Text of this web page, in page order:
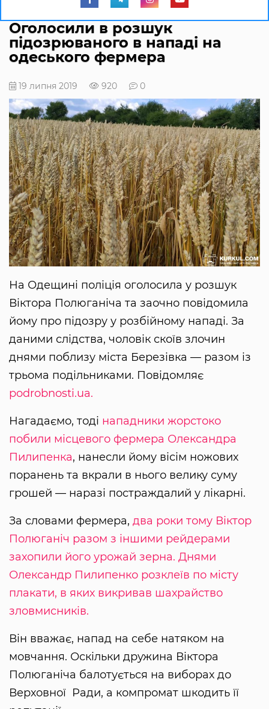
Оголосили в розшук
підозрюваного в нападі на
одеського фермера
19 липня 2019 920 0
На Одещині поліція оголосила у розшук
Віктора Полюганіча та заочно повідомила
йому про підозру у розбійному нападі. За
даними слідства, чоловік скоїв злочин
днями поблизу міста Березівка — разом із
трьома подільниками. Повідомляє
podrobnosti.ua.
Нагадаємо, тоді нападники жорстоко
побили місцевого фермера Олександра
Пилипенка, нанесли йому вісім ножових
поранень та вкрали в нього велику суму
грошей — наразі постраждалий у лікарні.
За словами фермера, два роки тому Віктор
Полюганіч разом з іншими рейдерами
захопили його урожай зерна. Днями
Олександр Пилипенко розклеїв по місту
плакати, в яких викривав шахрайство
зловмисників.
Він вважає, напад на себе натяком на
мовчання. Оскільки дружина Віктора
Полюганіча балотується на виборах до
Верховної Ради, а компромат шкодить її